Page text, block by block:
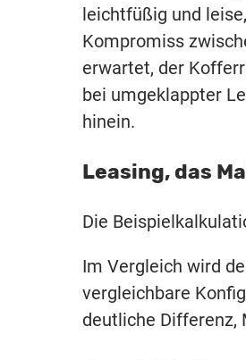
leichtfüßig und
Kompromiss
erwartet, der
bei umgeklappter
hinein.
Leasing, das
Die
Im Vergleich wird
vergleichbare
deutliche Differenz,